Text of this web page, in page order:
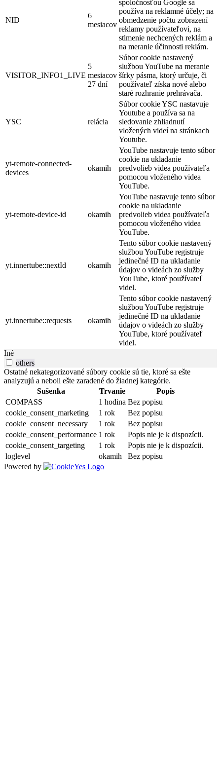
NID
6
mesiacov
spoločnosťou Google sa
používa na reklamné účely; na
obmedzenie počtu zobrazení
reklamy používateľovi, na
stlmenie nechcených reklám a
na meranie účinnosti reklám.
VISITOR_INFO1_LIVE
5
mesiacov
27 dní
Súbor cookie nastavený
službou YouTube na meranie
šírky pásma, ktorý určuje, či
používateľ získa nové alebo
staré rozhranie prehrávača.
YSC relácia
Súbor cookie YSC nastavuje
Youtube a používa sa na
sledovanie zhliadnutí
vložených videí na stránkach
Youtube.
yt-remote-connected-
devices
okamih
YouTube nastavuje tento súbor
cookie na ukladanie
predvolieb videa používateľa
pomocou vloženého videa
YouTube.
yt-remote-device-id okamih
YouTube nastavuje tento súbor
cookie na ukladanie
predvolieb videa používateľa
pomocou vloženého videa
YouTube.
yt.innertube::nextId okamih
Tento súbor cookie nastavený
službou YouTube registruje
jedinečné ID na ukladanie
údajov o videách zo služby
YouTube, ktoré používateľ
videl.
yt.innertube::requests okamih
Tento súbor cookie nastavený
službou YouTube registruje
jedinečné ID na ukladanie
údajov o videách zo služby
YouTube, ktoré používateľ
videl.
Iné
others
Ostatné nekategorizované súbory cookie sú tie, ktoré sa ešte
analyzujú a neboli ešte zaradené do žiadnej kategórie.
Sušenka
Trvanie
Popis
COMPASS
1 hodina Bez popisu
cookie_consent_marketing
1 rok
Bez popisu
cookie_consent_necessary
1 rok
Bez popisu
cookie_consent_performance 1 rok
Popis nie je k dispozícii.
cookie_consent_targeting
1 rok
Popis nie je k dispozícii.
loglevel
okamih
Bez popisu
Powered by